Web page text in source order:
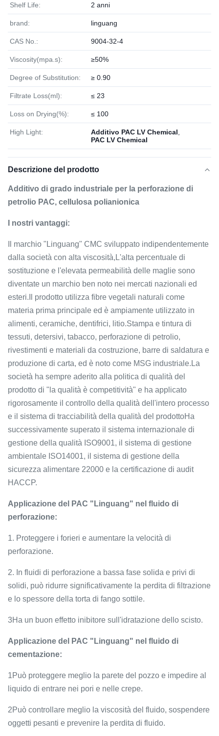
Shelf Life: 2 anni
brand: linguang
CAS No.: 9004-32-4
Viscosity(mpa.s): ≥50%
Degree of Substitution: ≥ 0.90
Filtrate Loss(ml): ≤ 23
Loss on Drying(%): ≤ 100
High Light: Additivo PAC LV Chemical
PAC LV Chemical
Descrizione del prodotto
Additivo di grado industriale per la perforazione di
petrolio PAC, cellulosa polianionica
I nostri vantaggi:
Il marchio "Linguang" CMC sviluppato indipendentemente
dalla società con alta viscosità,L'alta percentuale di
sostituzione e l'elevata permeabilità delle maglie sono
diventate un marchio ben noto nei mercati nazionali ed
esteri.Il prodotto utilizza fibre vegetali naturali come
materia prima principale ed è ampiamente utilizzato in
alimenti, ceramiche, dentifrici, litio.Stampa e tintura di
tessuti, detersivi, tabacco, perforazione di petrolio,
rivestimenti e materiali da costruzione, barre di saldatura e
produzione di carta, ed è noto come MSG industriale.La
società ha sempre aderito alla politica di qualità del
prodotto di "la qualità è competitività" e ha applicato
rigorosamente il controllo della qualità dell'intero processo
e il sistema di tracciabilità della qualità del prodottoHa
successivamente superato il sistema internazionale di
gestione della qualità ISO9001, il sistema di gestione
ambientale ISO14001, il sistema di gestione della
sicurezza alimentare 22000 e la certificazione di audit
HACCP.
Applicazione del PAC "Linguang" nel fluido di
perforazione:
1. Proteggere i forieri e aumentare la velocità di
perforazione.
2. In fluidi di perforazione a bassa fase solida e privi di
solidi, può ridurre significativamente la perdita di filtrazione
e lo spessore della torta di fango sottile.
3Ha un buon effetto inibitore sull'idratazione dello scisto.
Applicazione del PAC "Linguang" nel fluido di
cementazione:
1Può proteggere meglio la parete del pozzo e impedire al
liquido di entrare nei pori e nelle crepe.
2Può controllare meglio la viscosità del fluido, sospendere
oggetti pesanti e prevenire la perdita di fluido.